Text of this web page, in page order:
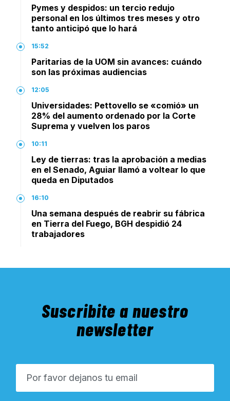
Pymes y despidos: un tercio redujo
personal en los últimos tres meses y otro
tanto anticipó que lo hará
15:52
Paritarias de la UOM sin avances: cuándo
son las próximas audiencias
12:05
Universidades: Pettovello se «comió» un
28% del aumento ordenado por la Corte
Suprema y vuelven los paros
10:11
Ley de tierras: tras la aprobación a medias
en el Senado, Aguiar llamó a voltear lo que
queda en Diputados
16:10
Una semana después de reabrir su fábrica
en Tierra del Fuego, BGH despidió 24
trabajadores
Suscribite a nuestro
newsletter